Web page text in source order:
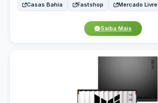
Casas Bahia Fastshop Mercado Livre
Saiba Mais